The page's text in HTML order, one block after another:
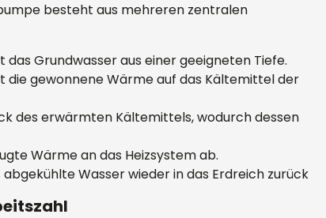
besteht aus mehreren zentralen
das Grundwasser aus einer geeigneten Tiefe.
die gewonnene Wärme auf das Kältemittel der
des erwärmten Kältemittels, wodurch dessen
Wärme an das Heizsystem ab.
abgekühlte Wasser wieder in das Erdreich zurück